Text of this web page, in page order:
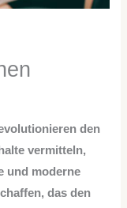
den
vermitteln,
und moderne
das den